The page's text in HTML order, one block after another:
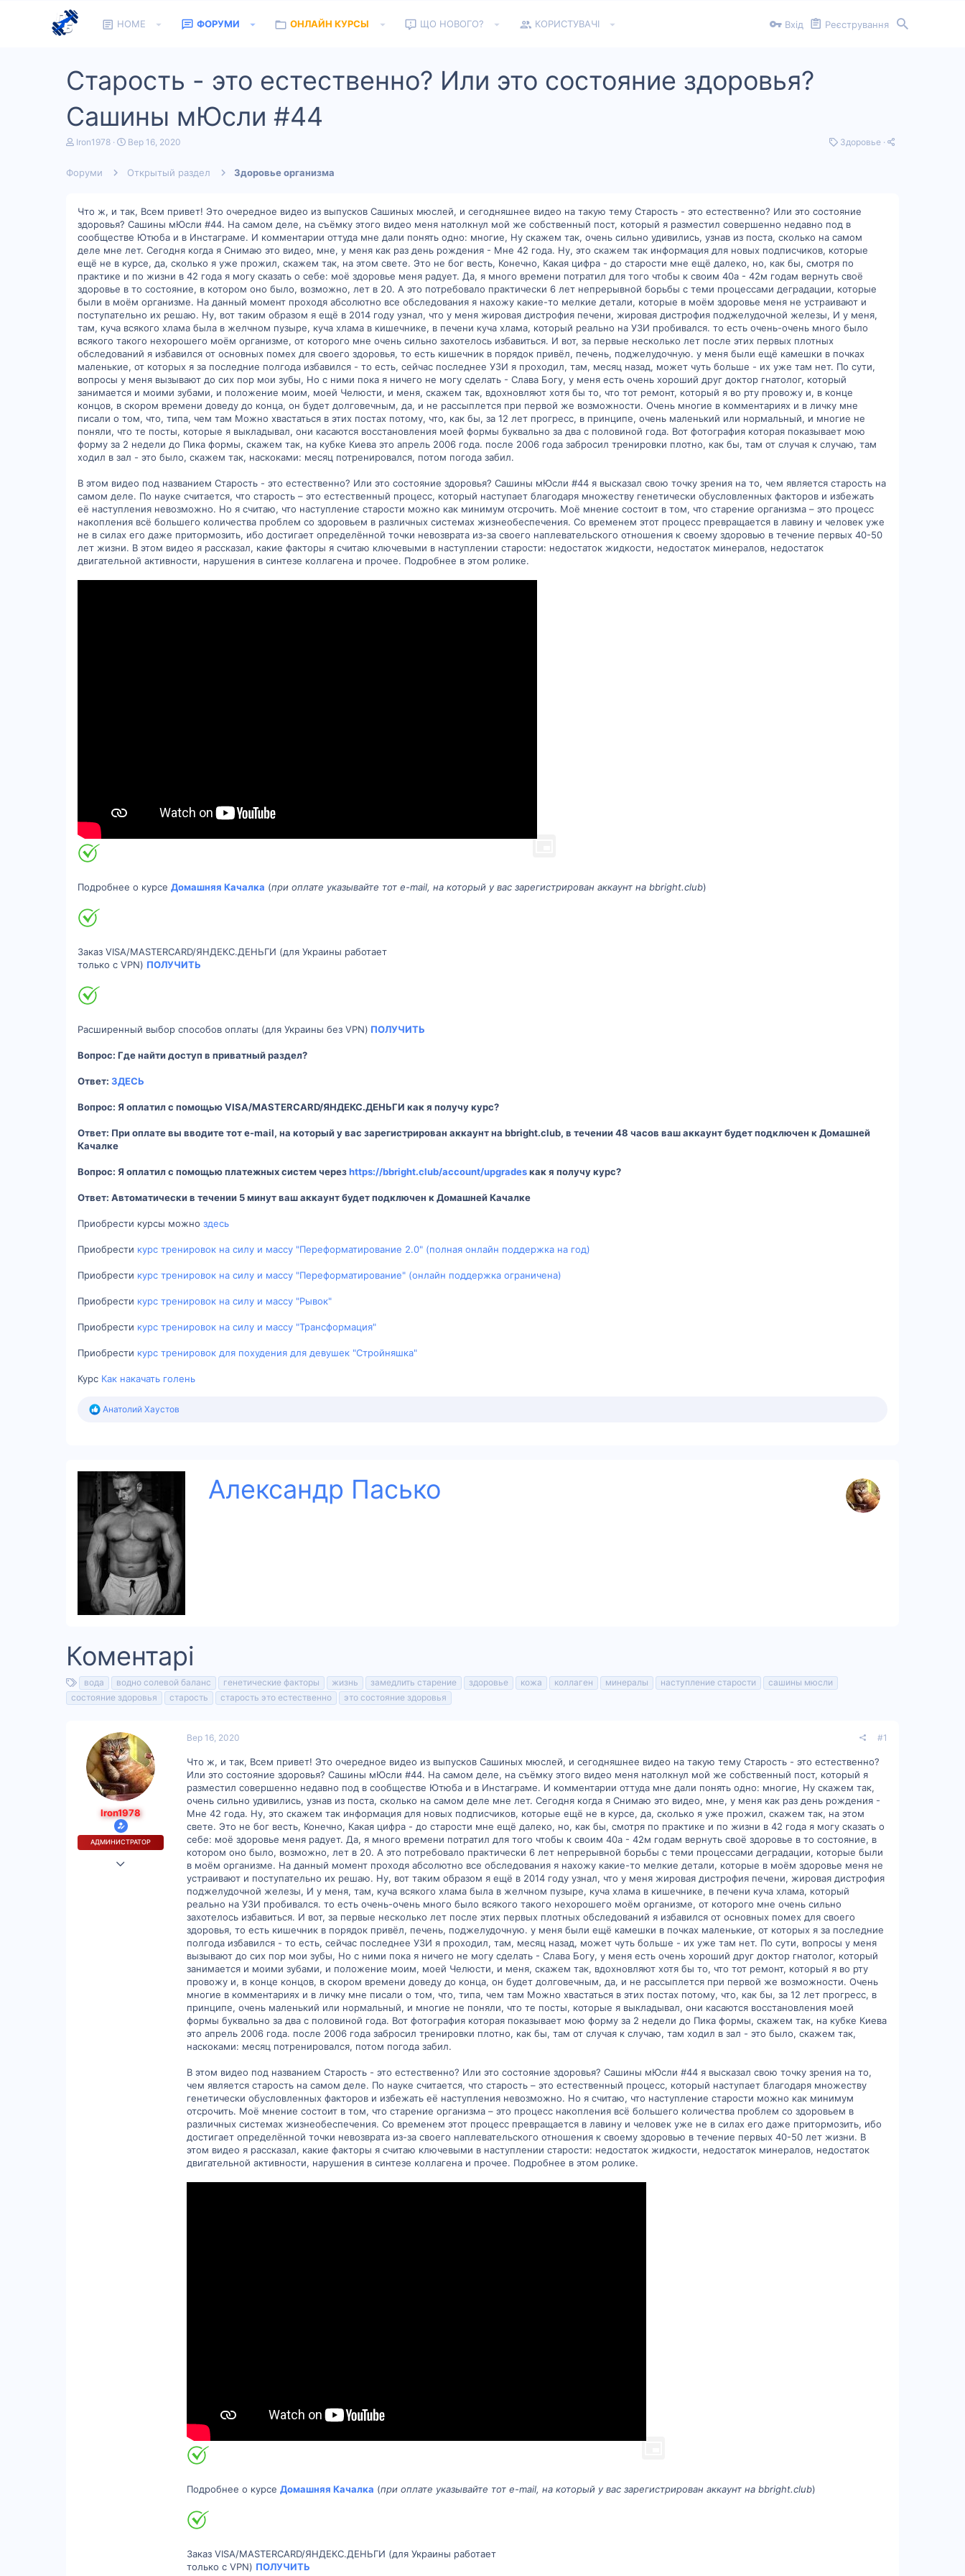
HOME ФОРУМИ ОНЛАЙН КУРСЫ ЩО НОВОГО? КОРИСТУВАЧІ Вхід Реєстрування
Старость - это естественно? Или это состояние здоровья?
Сашины мЮсли #44
А
о
е
м
и
Iron1978
Д
а
ч
а
т
у
Вер 16, 2020
К
р
і
я
Здоровье
Форуми Открытый раздел Здоровье организма
Что ж, и так, Всем привет! Это очередное видео из выпусков Сашиных мюслей, и сегодняшнее видео на такую тему Старость - это естественно? Или это состояние
здоровья? Сашины мЮсли #44. На самом деле, на съёмку этого видео меня натолкнул мой же собственный пост, который я разместил совершенно недавно под в
сообществе Ютюба и в Инстаграме. И комментарии оттуда мне дали понять одно: многие, Ну скажем так, очень сильно удивились, узнав из поста, сколько на самом
деле мне лет. Сегодня когда я Снимаю это видео, мне, у меня как раз день рождения - Мне 42 года. Ну, это скажем так информация для новых подписчиков, которые
ещё не в курсе, да, сколько я уже прожил, скажем так, на этом свете. Это не бог весть, Конечно, Какая цифра - до старости мне ещё далеко, но, как бы, смотря по
практике и по жизни в 42 года я могу сказать о себе: моё здоровье меня радует. Да, я много времени потратил для того чтобы к своим 40а - 42м годам вернуть своё
здоровье в то состояние, в котором оно было, возможно, лет в 20. А это потребовало практически 6 лет непрерывной борьбы с теми процессами деградации, которые
были в моём организме. На данный момент проходя абсолютно все обследования я нахожу какие-то мелкие детали, которые в моём здоровье меня не устраивают и
поступательно их решаю. Ну, вот таким образом я ещё в 2014 году узнал, что у меня жировая дистрофия печени, жировая дистрофия поджелудочной железы, И у меня,
там, куча всякого хлама была в желчном пузыре, куча хлама в кишечнике, в печени куча хлама, который реально на УЗИ пробивался. то есть очень-очень много было
всякого такого нехорошего моём организме, от которого мне очень сильно захотелось избавиться. И вот, за первые несколько лет после этих первых плотных
обследований я избавился от основных помех для своего здоровья, то есть кишечник в порядок привёл, печень, поджелудочную. у меня были ещё камешки в почках
маленькие, от которых я за последние полгода избавился - то есть, сейчас последнее УЗИ я проходил, там, месяц назад, может чуть больше - их уже там нет. По сути,
вопросы у меня вызывают до сих пор мои зубы, Но с ними пока я ничего не могу сделать - Слава Богу, у меня есть очень хороший друг доктор гнатолог, который
занимается и моими зубами, и положение моим, моей Челюсти, и меня, скажем так, вдохновляют хотя бы то, что тот ремонт, который я во рту провожу и, в конце
концов, в скором времени доведу до конца, он будет долговечным, да, и не рассыплется при первой же возможности. Очень многие в комментариях и в личку мне
писали о том, что, типа, чем там Можно хвастаться в этих постах потому, что, как бы, за 12 лет прогресс, в принципе, очень маленький или нормальный, и многие не
поняли, что те посты, которые я выкладывал, они касаются восстановления моей формы буквально за два с половиной года. Вот фотография которая показывает мою
форму за 2 недели до Пика формы, скажем так, на кубке Киева это апрель 2006 года. после 2006 года забросил тренировки плотно, как бы, там от случая к случаю, там
ходил в зал - это было, скажем так, наскоками: месяц потренировался, потом погода забил.
В этом видео под названием Старость - это естественно? Или это состояние здоровья? Сашины мЮсли #44 я высказал свою точку зрения на то, чем является старость на
самом деле. По науке считается, что старость – это естественный процесс, который наступает благодаря множеству генетически обусловленных факторов и избежать
её наступления невозможно. Но я считаю, что наступление старости можно как минимум отсрочить. Моё мнение состоит в том, что старение организма – это процесс
накопления всё большего количества проблем со здоровьем в различных системах жизнеобеспечения. Со временем этот процесс превращается в лавину и человек уже
не в силах его даже притормозить, ибо достигает определённой точки невозврата из-за своего наплевательского отношения к своему здоровью в течение первых 40-50
лет жизни. В этом видео я рассказал, какие факторы я считаю ключевыми в наступлении старости: недостаток жидкости, недостаток минералов, недостаток
двигательной активности, нарушения в синтезе коллагена и прочее. Подробнее в этом ролике.
Подробнее о курсе Домашняя Качалка (при оплате указывайте тот e-mail, на который у вас зарегистрирован аккаунт на bbright.club)
Заказ VISA/MASTERCARD/ЯНДЕКС.ДЕНЬГИ (для Украины работает
только с VPN) ПОЛУЧИТЬ
Расширенный выбор способов оплаты (для Украины без VPN) ПОЛУЧИТЬ
Вопрос: Где найти доступ в приватный раздел?
Ответ: ЗДЕСЬ
Вопрос: Я оплатил с помощью VISA/MASTERCARD/ЯНДЕКС.ДЕНЬГИ как я получу курс?
Ответ: При оплате вы вводите тот e-mail, на который у вас зарегистрирован аккаунт на bbright.club, в течении 48 часов ваш аккаунт будет подключен к Домашней
Качалке
Вопрос: Я оплатил с помощью платежных систем черезhttps://bbright.club/account/upgradesкак я получу курс?
Ответ: Автоматически в течении 5 минут ваш аккаунт будет подключен к Домашней Качалке
Приобрести курсы можно здесь
Приобрести курс тренировок на силу и массу "Переформатирование 2.0" (полная онлайн поддержка на год)
Приобрести курс тренировок на силу и массу "Переформатирование" (онлайн поддержка ограничена)
Приобрести курс тренировок на силу и массу "Рывок"
Приобрести курс тренировок на силу и массу "Трансформация"
Приобрести курс тренировок для похудения для девушек "Стройняшка"
Курс Как накачать голень
Р
Анатолий Хаустов
Александр Пасько
Коментарі
е
ґ
вода водно солевой баланс генетические факторы жизнь замедлить старение здоровье кожа коллаген минералы наступление старости
сашины мюсли
состояние здоровья
старость старость это естественно это состояние здоровья
Iron1978
АДМИНИСТРАТОР
Кві 27, 2015
Вер 16, 2020 #1
Что ж, и так, Всем привет! Это очередное видео из выпусков Сашиных мюслей, и сегодняшнее видео на такую тему Старость - это естественно?
Или это состояние здоровья? Сашины мЮсли #44. На самом деле, на съёмку этого видео меня натолкнул мой же собственный пост, который я
разместил совершенно недавно под в сообществе Ютюба и в Инстаграме. И комментарии оттуда мне дали понять одно: многие, Ну скажем так,
очень сильно удивились, узнав из поста, сколько на самом деле мне лет. Сегодня когда я Снимаю это видео, мне, у меня как раз день рождения -
Мне 42 года. Ну, это скажем так информация для новых подписчиков, которые ещё не в курсе, да, сколько я уже прожил, скажем так, на этом
свете. Это не бог весть, Конечно, Какая цифра - до старости мне ещё далеко, но, как бы, смотря по практике и по жизни в 42 года я могу сказать о
себе: моё здоровье меня радует. Да, я много времени потратил для того чтобы к своим 40а - 42м годам вернуть своё здоровье в то состояние, в
котором оно было, возможно, лет в 20. А это потребовало практически 6 лет непрерывной борьбы с теми процессами деградации, которые были
в моём организме. На данный момент проходя абсолютно все обследования я нахожу какие-то мелкие детали, которые в моём здоровье меня не
устраивают и поступательно их решаю. Ну, вот таким образом я ещё в 2014 году узнал, что у меня жировая дистрофия печени, жировая дистрофия
поджелудочной железы, И у меня, там, куча всякого хлама была в желчном пузыре, куча хлама в кишечнике, в печени куча хлама, который
реально на УЗИ пробивался. то есть очень-очень много было всякого такого нехорошего моём организме, от которого мне очень сильно
захотелось избавиться. И вот, за первые несколько лет после этих первых плотных обследований я избавился от основных помех для своего
здоровья, то есть кишечник в порядок привёл, печень, поджелудочную. у меня были ещё камешки в почках маленькие, от которых я за последние
полгода избавился - то есть, сейчас последнее УЗИ я проходил, там, месяц назад, может чуть больше - их уже там нет. По сути, вопросы у меня
вызывают до сих пор мои зубы, Но с ними пока я ничего не могу сделать - Слава Богу, у меня есть очень хороший друг доктор гнатолог, который
занимается и моими зубами, и положение моим, моей Челюсти, и меня, скажем так, вдохновляют хотя бы то, что тот ремонт, который я во рту
провожу и, в конце концов, в скором времени доведу до конца, он будет долговечным, да, и не рассыплется при первой же возможности. Очень
многие в комментариях и в личку мне писали о том, что, типа, чем там Можно хвастаться в этих постах потому, что, как бы, за 12 лет прогресс, в
принципе, очень маленький или нормальный, и многие не поняли, что те посты, которые я выкладывал, они касаются восстановления моей
формы буквально за два с половиной года. Вот фотография которая показывает мою форму за 2 недели до Пика формы, скажем так, на кубке Киева
это апрель 2006 года. после 2006 года забросил тренировки плотно, как бы, там от случая к случаю, там ходил в зал - это было, скажем так,
наскоками: месяц потренировался, потом погода забил.
В этом видео под названием Старость - это естественно? Или это состояние здоровья? Сашины мЮсли #44 я высказал свою точку зрения на то,
чем является старость на самом деле. По науке считается, что старость – это естественный процесс, который наступает благодаря множеству
генетически обусловленных факторов и избежать её наступления невозможно. Но я считаю, что наступление старости можно как минимум
отсрочить. Моё мнение состоит в том, что старение организма – это процесс накопления всё большего количества проблем со здоровьем в
различных системах жизнеобеспечения. Со временем этот процесс превращается в лавину и человек уже не в силах его даже притормозить, ибо
достигает определённой точки невозврата из-за своего наплевательского отношения к своему здоровью в течение первых 40-50 лет жизни. В
этом видео я рассказал, какие факторы я считаю ключевыми в наступлении старости: недостаток жидкости, недостаток минералов, недостаток
двигательной активности, нарушения в синтезе коллагена и прочее. Подробнее в этом ролике.
Подробнее о курсе Домашняя Качалка (при оплате указывайте тот e-mail, на который у вас зарегистрирован аккаунт на bbright.club)
Заказ VISA/MASTERCARD/ЯНДЕКС.ДЕНЬГИ (для Украины работает
только с VPN) ПОЛУЧИТЬ